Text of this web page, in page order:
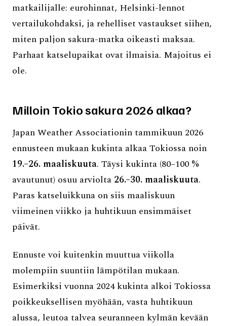
matkailijalle: eurohinnat, Helsinki-lennot
vertailukohdaksi, ja rehelliset vastaukset siihen,
miten paljon sakura-matka oikeasti maksaa.
Parhaat katselupaikat ovat ilmaisia. Majoitus ei
ole.
Milloin Tokio sakura 2026 alkaa?
Japan Weather Associationin tammikuun 2026
ennusteen mukaan kukinta alkaa Tokiossa noin
19.–26. maaliskuuta. Täysi kukinta (80–100 %
avautunut) osuu arviolta 26.–30. maaliskuuta.
Paras katseluikkuna on siis maaliskuun
viimeinen viikko ja huhtikuun ensimmäiset
päivät.
Ennuste voi kuitenkin muuttua viikolla
molempiin suuntiin lämpötilan mukaan.
Esimerkiksi vuonna 2024 kukinta alkoi Tokiossa
poikkeuksellisen myöhään, vasta huhtikuun
alussa, leutoa talvea seuranneen kylmän kevään